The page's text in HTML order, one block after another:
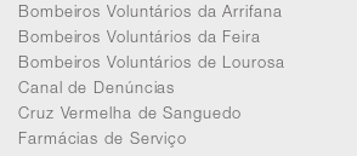
Bombeiros Voluntários da Arrifana
Bombeiros Voluntários da Feira
Bombeiros Voluntários de Lourosa
Canal de Denúncias
Cruz Vermelha de Sanguedo
Farmácias de Serviço